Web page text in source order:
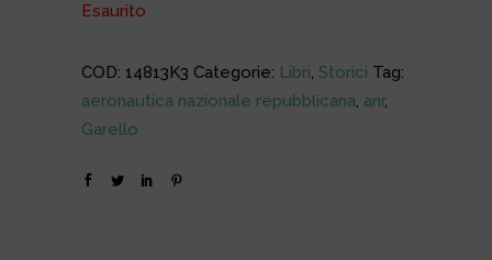
Esaurito
COD: 14813K3 Categorie: Libri, Storici Tag:
aeronautica nazionale repubblicana, anr,
Garello